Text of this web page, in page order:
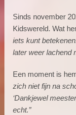
Sinds november
Kidswereld. Wat
iets kunt
later weer lachend
Een moment is
zich niet fijn na
‘Dankjewel
echt.”